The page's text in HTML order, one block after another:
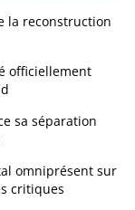
la reconstruction
officiellement
sa séparation
omniprésent sur
critiques